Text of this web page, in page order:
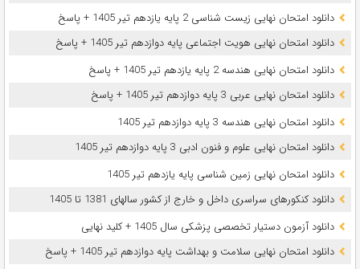
دانلود امتحان نهایی زیست شناسی 2 پایه یازدهم تیر 1405 + پاسخ
دانلود امتحان نهایی هویت اجتماعی پایه دوازدهم تیر 1405 + پاسخ
دانلود امتحان نهایی هندسه 2 پایه یازدهم تیر 1405 + پاسخ
دانلود امتحان نهایی عربی 3 پایه دوازدهم تیر 1405 + پاسخ
دانلود امتحان نهایی هندسه 3 پایه دوازدهم تیر 1405
دانلود امتحان نهایی علوم و فنون ادبی 3 پایه دوازدهم تیر 1405
دانلود امتحان نهایی زمین شناسی پایه یازدهم تیر 1405
دانلود کنکورهای سراسری داخل و خارج از کشور سالهای 1381 تا 1405
دانلود آزمون دستیار تخصصی پزشکی سال 1405 + کلید نهایی
دانلود امتحان نهایی سلامت و بهداشت پایه دوازدهم تیر 1405 + پاسخ